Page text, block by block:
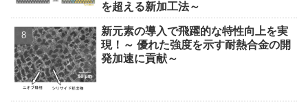
を超える新加工法～
新元素の導入で飛躍的な特性向上を実
現！～ 優れた強度を示す耐熱合金の開
発加速に貢献～